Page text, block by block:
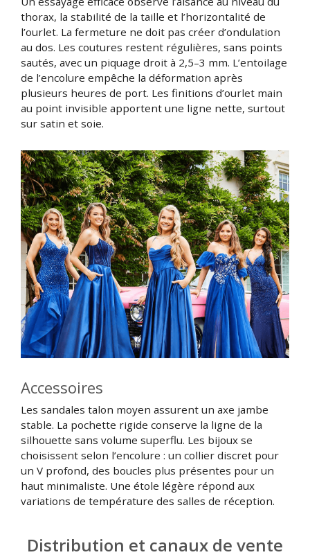
thorax, la stabilité de la taille et l’horizontalité de
l’ourlet. La fermeture ne doit pas créer d’ondulation
au dos. Les coutures restent régulières, sans points
sautés, avec un piquage droit à 2,5–3 mm. L’entoilage
de l’encolure empêche la déformation après
plusieurs heures de port. Les finitions d’ourlet main
au point invisible apportent une ligne nette, surtout
sur satin et soie.
Accessoires
Les sandales talon moyen assurent un axe jambe
stable. La pochette rigide conserve la ligne de la
silhouette sans volume superflu. Les bijoux se
choisissent selon l’encolure : un collier discret pour
un V profond, des boucles plus présentes pour un
haut minimaliste. Une étole légère répond aux
variations de température des salles de réception.
Distribution et canaux de vente